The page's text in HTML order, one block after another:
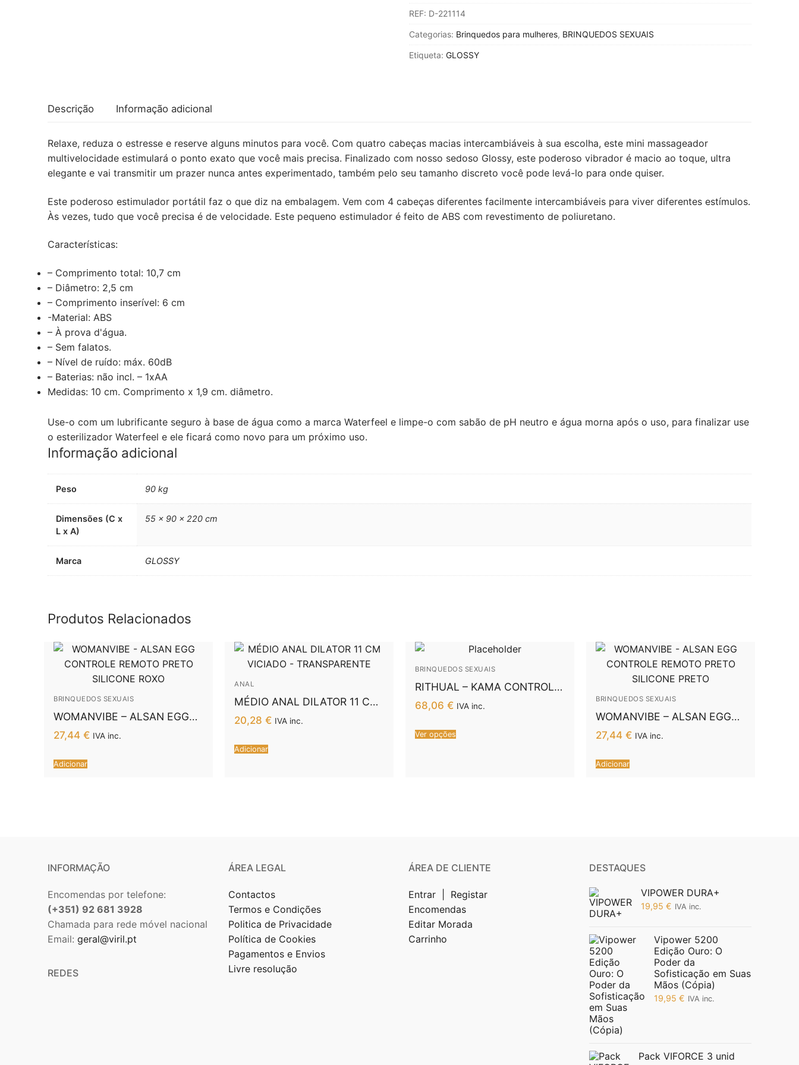
-
MASSAGER
BOLSO
REF: D-221114
Categorias: Brinquedos para mulheres, BRINQUEDOS SEXUAIS
Etiqueta: GLOSSY
Descrição Informação adicional
Relaxe, reduza o estresse e reserve alguns minutos para você. Com quatro cabeças macias intercambiáveis à sua escolha, este mini massageador
multivelocidade estimulará o ponto exato que você mais precisa. Finalizado com nosso sedoso Glossy, este poderoso vibrador é macio ao toque, ultra
elegante e vai transmitir um prazer nunca antes experimentado, também pelo seu tamanho discreto você pode levá-lo para onde quiser.
Este poderoso estimulador portátil faz o que diz na embalagem. Vem com 4 cabeças diferentes facilmente intercambiáveis para viver diferentes estímulos.
Às vezes, tudo que você precisa é de velocidade. Este pequeno estimulador é feito de ABS com revestimento de poliuretano.
Características:
– Comprimento total: 10,7 cm
– Diâmetro: 2,5 cm
– Comprimento inserível: 6 cm
-Material: ABS
– À prova d'água.
– Sem falatos.
– Nível de ruído: máx. 60dB
– Baterias: não incl. – 1xAA
Medidas: 10 cm. Comprimento x 1,9 cm. diâmetro.
Use-o com um lubrificante seguro à base de água como a marca Waterfeel e limpe-o com sabão de pH neutro e água morna após o uso, para finalizar use
o esterilizador Waterfeel e ele ficará como novo para um próximo uso.
Informação adicional
Peso 90 kg
Dimensões (C x
L x A)
55 × 90 × 220 cm
Marca GLOSSY
Produtos Relacionados
BRINQUEDOS SEXUAIS
WOMANVIBE – ALSAN EGG
CONTROLE REMOTO PRETO
SILICONE ROXO
27,44 € IVA inc.
Adicionar
ANAL
MÉDIO ANAL DILATOR 11 CM
VICIADO – TRANSPARENTE
20,28 € IVA inc.
Adicionar
BRINQUEDOS SEXUAIS
RITHUAL – KAMA CONTROLE
REMOTO PARA CASAIS
PRETO
68,06 € IVA inc.
Ver opções
BRINQUEDOS SEXUAIS
WOMANVIBE – ALSAN EGG
CONTROLE REMOTO PRETO
SILICONE PRETO
27,44 € IVA inc.
Adicionar
INFORMAÇÃO
Encomendas por telefone:
(+351) 92 681 3928
Chamada para rede móvel nacional
Email: geral@viril.pt
REDES
ÁREA LEGAL
Contactos
Termos e Condições
Politica de Privacidade
Política de Cookies
Pagamentos e Envios
Livre resolução
ÁREA DE CLIENTE
Entrar | Registar
Encomendas
Editar Morada
Carrinho
DESTAQUES
VIPOWER DURA+
19,95 € IVA inc.
Vipower 5200
Edição Ouro: O
Poder da
Sofisticação em Suas
Mãos (Cópia)
19,95 € IVA inc.
Pack VIFORCE 3 unid